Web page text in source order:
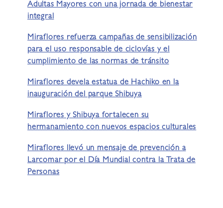
Adultas Mayores con una jornada de bienestar
integral
Miraflores refuerza campañas de sensibilización
para el uso responsable de ciclovías y el
cumplimiento de las normas de tránsito
Miraflores devela estatua de Hachiko en la
inauguración del parque Shibuya
Miraflores y Shibuya fortalecen su
hermanamiento con nuevos espacios culturales
Miraflores llevó un mensaje de prevención a
Larcomar por el Día Mundial contra la Trata de
Personas